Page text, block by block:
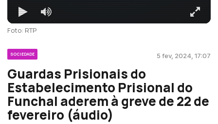
Foto: RTP
SOCIEDADE 5 fev, 2024, 17:07
Guardas Prisionais do
Estabelecimento Prisional do
Funchal aderem à greve de 22 de
fevereiro (áudio)